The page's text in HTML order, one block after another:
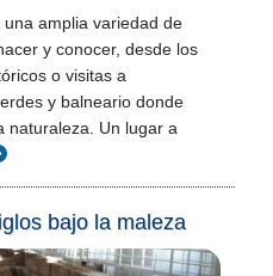
amplia variedad de
y conocer, desde los
o visitas a
y balneario donde
naturaleza. Un lugar a
bajo la maleza